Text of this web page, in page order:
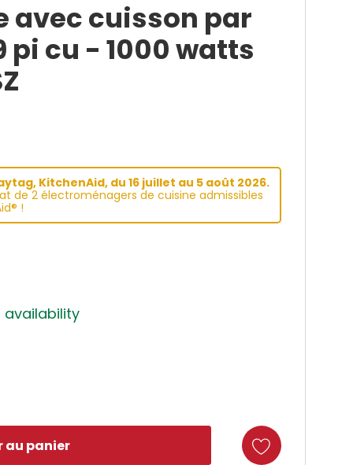
avec cuisson par
pi cu - 1000 watts
KitchenAid, du 16 juillet au 5 août 2026.
de 2 électroménagers de cuisine admissibles
!